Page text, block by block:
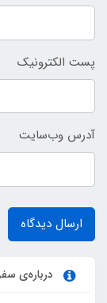
پست الکترونیک
آدرس وب‌سایت
ارسال دیدگاه
درباره‌ی